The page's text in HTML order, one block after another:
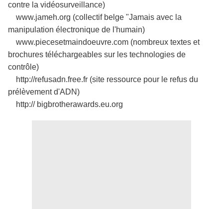
contre la vidéosurveillance)
www.jameh.org (collectif belge "Jamais avec la
manipulation électronique de l'humain)
www.piecesetmaindoeuvre.com (nombreux textes et
brochures téléchargeables sur les technologies de
contrôle)
http://refusadn.free.fr (site ressource pour le refus du
prélèvement d'ADN)
http:// bigbrotherawards.eu.org